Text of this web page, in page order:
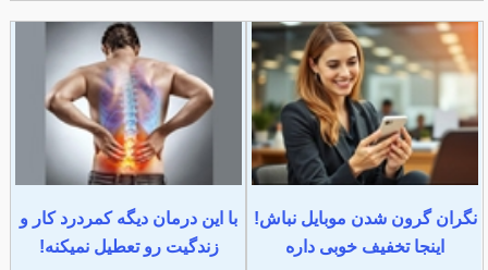
نگران گرون شدن موبایل نباش!
اینجا تخفیف خوبی داره
با این درمان دیگه کمردرد کار و
زندگیت رو تعطیل نمیکنه!